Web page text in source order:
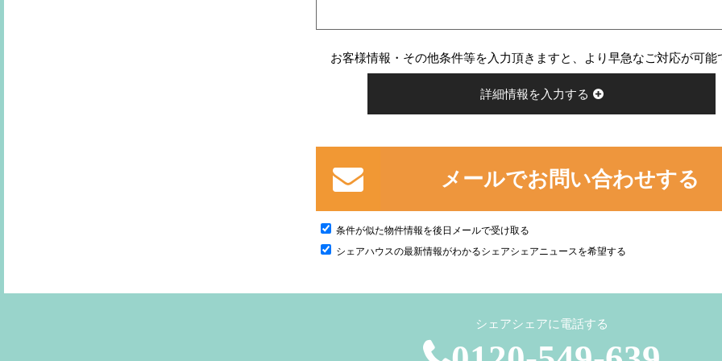
お客様情報・その他条件等を入力頂きますと、より早急なご対応が可能
詳細情報を入力する
メールでお問い合わせする
条件が似た物件情報を後日メールで受け取る
シェアハウスの最新情報がわかるシェアシェアニュースを希望する
シェアシェアに電話する